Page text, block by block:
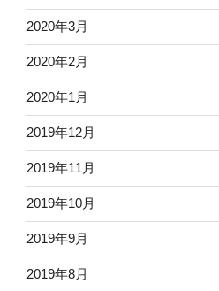
2020年3月
2020年2月
2020年1月
2019年12月
2019年11月
2019年10月
2019年9月
2019年8月